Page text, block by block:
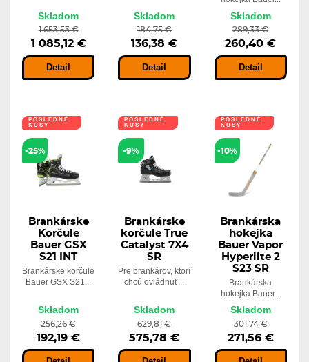
Skladom
1 653,53 €
1 085,12 €
Detail
Skladom
184,75 €
136,38 €
Detail
Skladom
289,33 €
260,40 €
Detail
POSLEDNÉ
KUSY
-25%
Brankárske
Korčule
Bauer GSX
S21 INT
Brankárske korčule
Bauer GSX S21...
Skladom
256,26 €
192,19 €
POSLEDNÉ
KUSY
-9%
Brankárske
korčule True
Catalyst 7X4
SR
Pre brankárov, ktorí
chcú ovládnuť...
Skladom
629,81 €
575,78 €
POSLEDNÉ
KUSY
-10%
Brankárska
hokejka
Bauer Vapor
Hyperlite 2
S23 SR
Brankárska
hokejka Bauer...
Skladom
301,74 €
271,56 €